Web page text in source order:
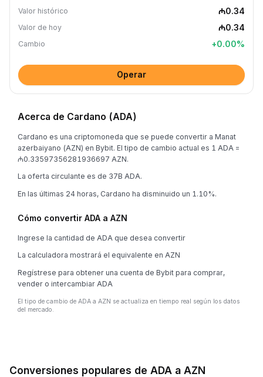
Valor histórico ₼0.34
Valor de hoy ₼0.34
Cambio +0.00%
Operar
Acerca de Cardano (ADA)
Cardano es una criptomoneda que se puede convertir a Manat
azerbaiyano (AZN) en Bybit. El tipo de cambio actual es 1 ADA =
₼0.33597356281936697 AZN.
La oferta circulante es de 37B ADA.
En las últimas 24 horas, Cardano ha disminuido un 1.10%.
Cómo convertir ADA a AZN
Ingrese la cantidad de ADA que desea convertir
La calculadora mostrará el equivalente en AZN
Regístrese para obtener una cuenta de Bybit para comprar,
vender o intercambiar ADA
El tipo de cambio de ADA a AZN se actualiza en tiempo real según los datos
del mercado.
Conversiones populares de ADA a AZN